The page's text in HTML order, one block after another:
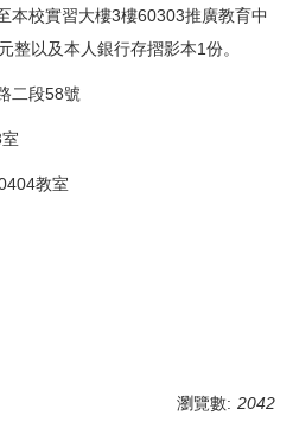
本校實習大樓3樓60303推廣教育中
元整以及本人銀行存摺影本1份。
二段58號
教室
瀏覽數: 2042